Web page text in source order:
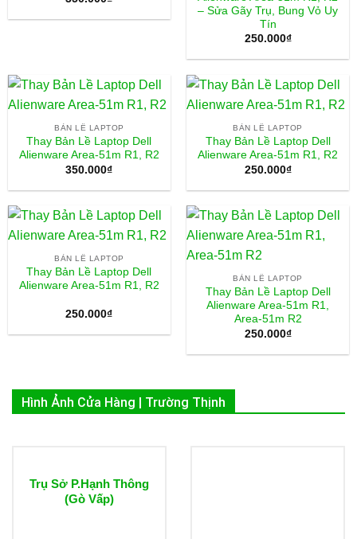
– Sửa Gãy Trụ, Bung Vỏ Uy
Tín
250.000₫
BẢN LỀ LAPTOP
Thay Bản Lề Laptop Dell
Alienware Area-51m R1, R2
350.000₫
BẢN LỀ LAPTOP
Thay Bản Lề Laptop Dell
Alienware Area-51m R1, R2
250.000₫
BẢN LỀ LAPTOP
Thay Bản Lề Laptop Dell
Alienware Area-51m R1, R2
250.000₫
BẢN LỀ LAPTOP
Thay Bản Lề Laptop Dell
Alienware Area-51m R1,
Area-51m R2
250.000₫
Hình Ảnh Cửa Hàng | Trường Thịnh
Trụ Sở P.Hạnh Thông
(Gò Vấp)